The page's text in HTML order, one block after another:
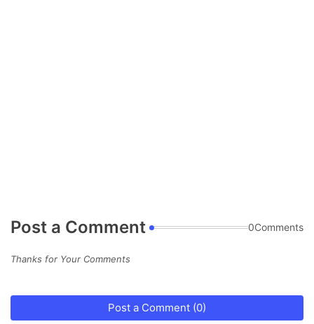
Post a Comment 0Comments
Thanks for Your Comments
Post a Comment (0)